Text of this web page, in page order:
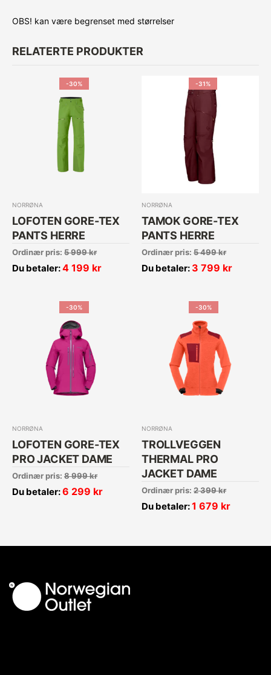
OBS! kan være begrenset med størrelser
RELATERTE PRODUKTER
-30%
NORRØNA
LOFOTEN GORE-TEX
PANTS HERRE
Ordinær pris: 5 999kr
Du betaler:4 199 kr
-31%
NORRØNA
TAMOK GORE-TEX
PANTS HERRE
Ordinær pris: 5 499kr
Du betaler: 3 799 kr
-30%
NORRØNA
LOFOTEN GORE-TEX
PRO JACKET DAME
Ordinær pris: 8 999kr
Du betaler:6 299 kr
-30%
NORRØNA
TROLLVEGGEN
THERMAL PRO
JACKET DAME
Ordinær pris: 2 399kr
Du betaler:1 679 kr